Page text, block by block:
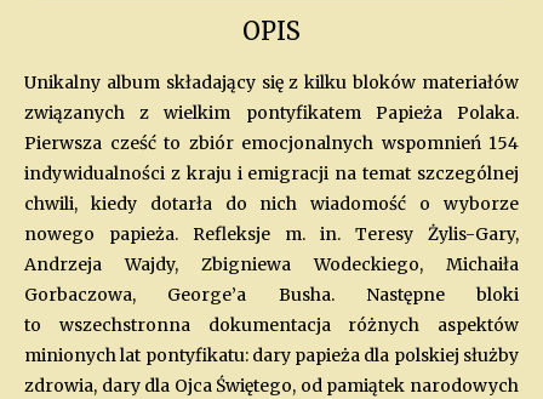
OPIS
Unikalny album składający się z kilku bloków materiałów
związanych z wielkim pontyfikatem Papieża Polaka.
Pierwsza cześć to zbiór emocjonalnych wspomnień 154
indywidualności z kraju i emigracji na temat szczególnej
chwili, kiedy dotarła do nich wiadomość o wyborze
nowego papieża. Refleksje m. in. Teresy Żylis-Gary,
Andrzeja Wajdy, Zbigniewa Wodeckiego, Michaiła
Gorbaczowa, George’a Busha. Następne bloki
to wszechstronna dokumentacja różnych aspektów
minionych lat pontyfikatu: dary papieża dla polskiej służby
zdrowia, dary dla Ojca Świętego, od pamiątek narodowych